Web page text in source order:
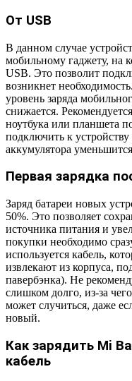
От USB
В данном случае
мобильному гаджету, на
USB. Это позволит
возникнет
уровень заряда
снижается.
ноутбука или планшета
подключить к
аккумулятора
Первая зарядка
Заряд батареи новых
50%. Это позволяет
источника питания и
покупки необходимо
используется кабель,
извлекают из корпуса,
павербэнка). Не
слишком долго, из-за
может случиться, даже
новый.
Как зарядить Mi
кабель